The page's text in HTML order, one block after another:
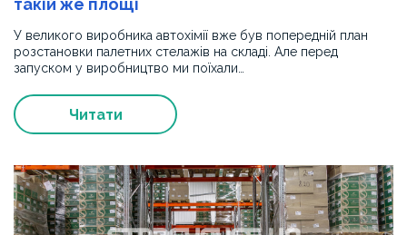
світовим
стандартам
якості.
Рекомендуємо
кваліфікованого
конструкцій
та
обладнання.
такій же площі
У великого виробника автохімії вже був попередній план
розстановки палетних стелажів на складі. Але перед
запуском у виробництво ми поїхали…
Читати